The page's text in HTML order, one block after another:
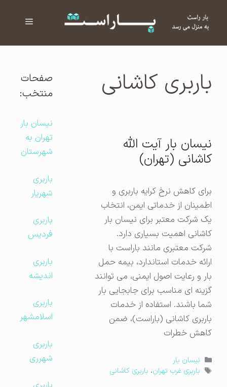
فهرست
باربری کاشانی
نیسان بار آیت الله
کاشانی (تهران)
برای کاهش نرخ کرایه باربری و
اطمینان از خدماتی ایمن، انتخاب
یک شرکت معتبر برای نیسان بار
کاشانی اهمیت بسیاری دارد.
شرکت معتبری مانند باراست با
ارائه خدمات استاندارد، بیمه حمل
بار و رعایت اصول ایمنی، می توانند
گزینه ای مناسب برای جابجایی بار
شما باشند. استفاده از خدمات
باربری کاشانی (باراست)، ضمن
کاهش خطرات
دسته‌ها
نیسان بار
برچسب‌ها
باربری غرب تهران ،باربری کاشانی
صفحات
منتخب:
نیسان بار
تهران به
شهرستان
باربری
شهریار
باربری
فردیس
باربری
اندیشه
باربری
اسلامشهر
باربری
شهرری